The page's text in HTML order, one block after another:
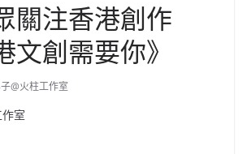
關注香港創作
文創需要你》
@火柱工作室
室